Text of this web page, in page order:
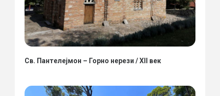
Св. Пантелејмон – Горно нерези / XII век